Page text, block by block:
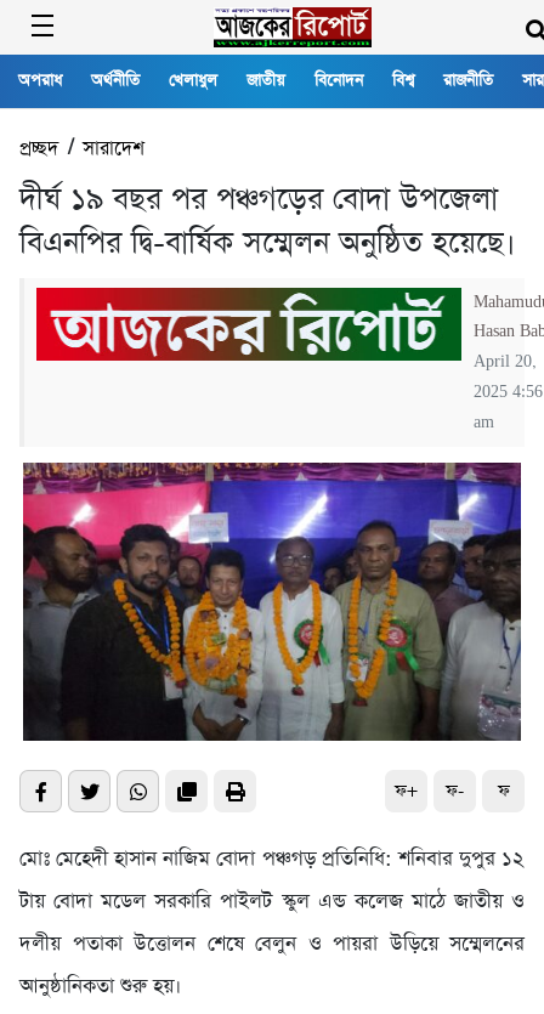
অপরাধ অর্থনীতি খেলাধুল জাতীয় বিনোদন বিশ্ব রাজনীতি
প্রচ্ছদ/সারাদেশ
দীর্ঘ ১৯ বছর পর পঞ্চগড়ের বোদা উপজেলা
বিএনপির দ্বি-বার্ষিক সম্মেলন অনুষ্ঠিত হয়েছে।
Hasan
April 20,
2025 4:56
am
ফ+ ফ- ফ
মোঃ মেহেদী হাসান নাজিম বোদা পঞ্চগড় প্রতিনিধি: শনিবার দুপুর ১২
টায় বোদা মডেল সরকারি পাইলট স্কুল এন্ড কলেজ মাঠে জাতীয় ও
দলীয় পতাকা উত্তোলন শেষে বেলুন ও পায়রা উড়িয়ে সম্মেলনের
আনুষ্ঠানিকতা শুরু হয়।